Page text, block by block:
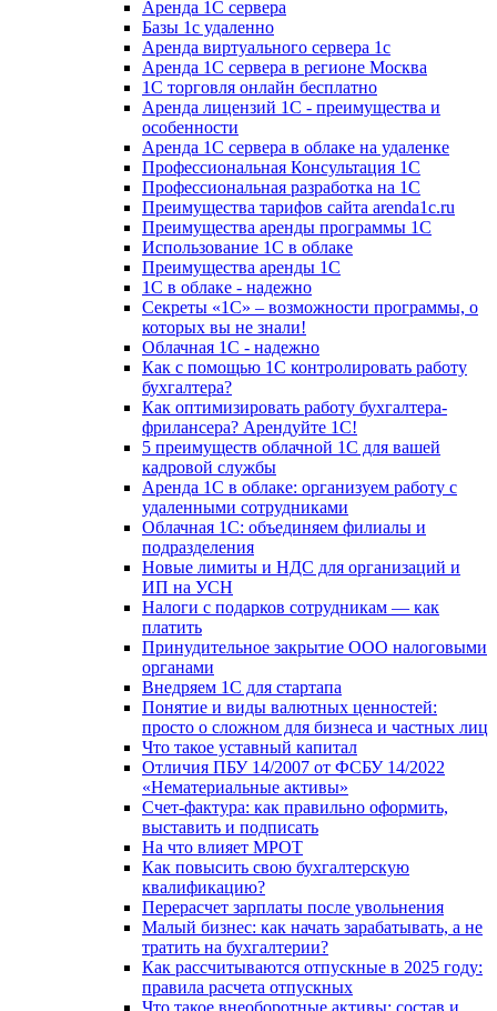
Аренда 1С сервера
Базы 1с удаленно
Аренда виртуального сервера 1с
Аренда 1С сервера в регионе Москва
1С торговля онлайн бесплатно
Аренда лицензий 1С - преимущества и
особенности
Аренда 1С сервера в облаке на удаленке
Профессиональная Консультация 1С
Профессиональная разработка на 1С
Преимущества тарифов сайта arenda1c.ru
Преимущества аренды программы 1С
Использование 1С в облаке
Преимущества аренды 1С
1С в облаке - надежно
Секреты «1С» – возможности программы, о
которых вы не знали!
Облачная 1С - надежно
Как с помощью 1С контролировать работу
бухгалтера?
Как оптимизировать работу бухгалтера-
фрилансера? Арендуйте 1С!
5 преимуществ облачной 1С для вашей
кадровой службы
Аренда 1С в облаке: организуем работу с
удаленными сотрудниками
Облачная 1С: объединяем филиалы и
подразделения
Новые лимиты и НДС для организаций и
ИП на УСН
Налоги с подарков сотрудникам — как
платить
Принудительное закрытие ООО налоговыми
органами
Внедряем 1С для стартапа
Понятие и виды валютных ценностей:
просто о сложном для бизнеса и частных лиц
Что такое уставный капитал
Отличия ПБУ 14/2007 от ФСБУ 14/2022
«Нематериальные активы»
Счет-фактура: как правильно оформить,
выставить и подписать
На что влияет МРОТ
Как повысить свою бухгалтерскую
квалификацию?
Перерасчет зарплаты после увольнения
Малый бизнес: как начать зарабатывать, а не
тратить на бухгалтерии?
Как рассчитываются отпускные в 2025 году:
правила расчета отпускных
Что такое внеоборотные активы: состав и